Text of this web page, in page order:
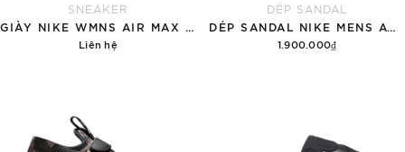
SNEAKER
Liên hệ
DÉP SANDAL
1.900.000₫